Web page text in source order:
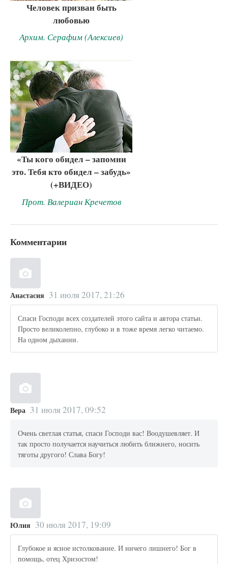
Человек призван быть
любовью
Архим. Серафим (Алексиев)
«Ты кого обидел – запомни
это. Тебя кто обидел – забудь»
(+ВИДЕО)
Прот. Валериан Кречетов
Комментарии
Анастасия 31 июля 2017, 21:26
Спаси Господи всех создателей этого сайта и автора статьи.
Просто великолепно, глубоко и в тоже время легко читаемо.
На одном дыхании.
Вера 31 июля 2017, 09:52
Очень светлая статья, спаси Господи вас! Воодушевляет. И
так просто получается научиться любить ближнего, носить
тяготы другого! Слава Богу!
Юлия 30 июля 2017, 19:09
Глубокое и ясное истолкование. И ничего лишнего! Бог в
помощь, отец Хризостом!